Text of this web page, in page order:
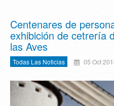
Centenares de
exhibición de cetrería
las Aves
Todas Las Noticias 05 Oct